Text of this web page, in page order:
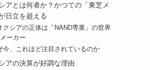
アとは何者か？かつての「東芝メ
日立を超える
クシアの正体は「NAND専業」の世界
ーカー
今、これほど注目されているのか
アの決算が好調な理由